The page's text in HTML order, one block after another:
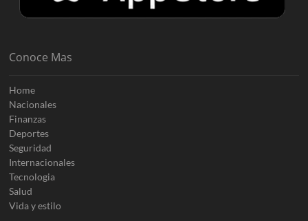
Conoce Mas
Home
Nacionales
Finanzas
Deportes
Seguridad
Internacionales
Tecnologia
Salud
Vida y estilo